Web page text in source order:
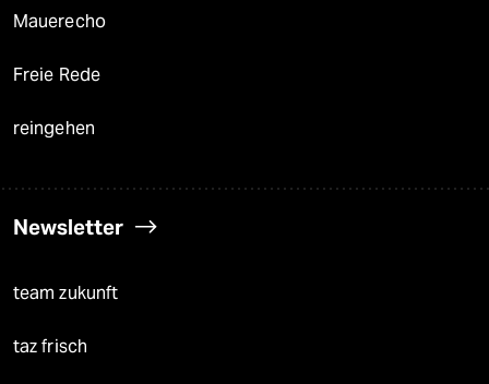
Mauerecho
Freie Rede
reingehen
Newsletter
team zukunft
taz frisch